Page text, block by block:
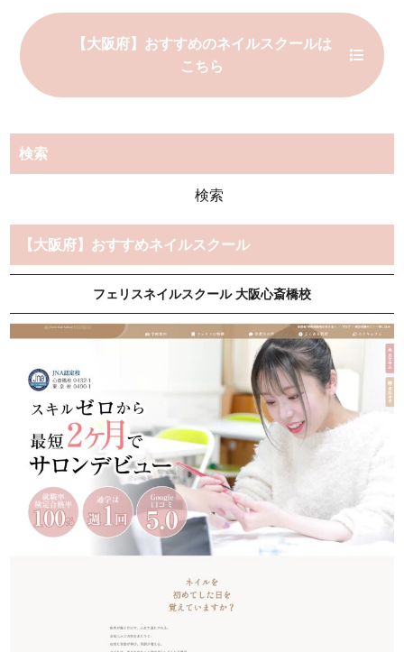
【大阪府】おすすめのネイルスクールは
こちら
検索
【大阪府】おすすめネイルスクール
フェリスネイルスクール 大阪心斎橋校